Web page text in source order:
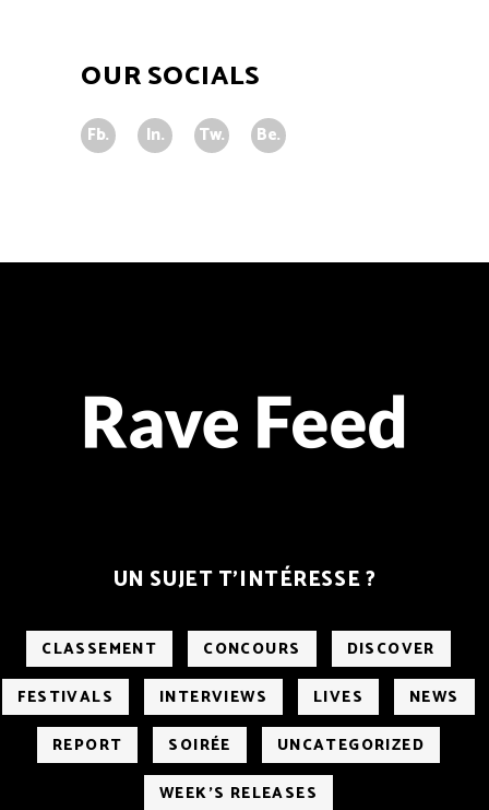
OUR SOCIALS
Fb. In. Tw. Be.
UN SUJET T’INTÉRESSE ?
CLASSEMENT CONCOURS
DISCOVER
FESTIVALS
INTERVIEWS LIVES
NEWS
REPORT
SOIRÉE
UNCATEGORIZED
WEEK'S RELEASES